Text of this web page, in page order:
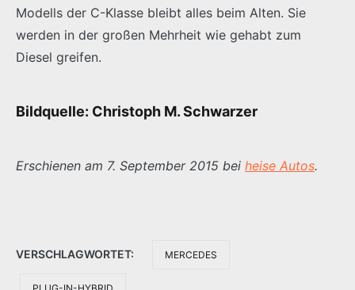
Modells der C-Klasse bleibt alles beim Alten. Sie
werden in der großen Mehrheit wie gehabt zum
Diesel greifen.
Bildquelle: Christoph M. Schwarzer
Erschienen am 7. September 2015 bei heise Autos.
VERSCHLAGWORTET: MERCEDES